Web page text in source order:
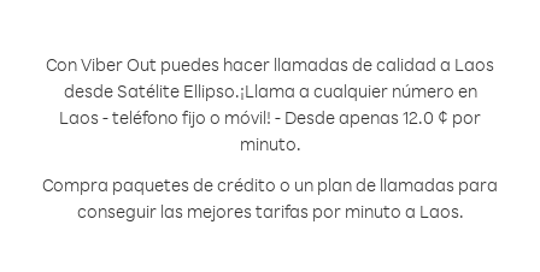
Con Viber Out puedes hacer llamadas de calidad a Laos
desde Satélite Ellipso.¡Llama a cualquier número en
Laos - teléfono fijo o móvil! - Desde apenas 12.0 ¢ por
minuto.
Compra paquetes de crédito o un plan de llamadas para
conseguir las mejores tarifas por minuto a Laos.